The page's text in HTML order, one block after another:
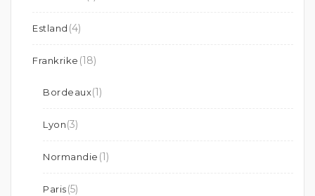
Estland (4)
Frankrike (18)
Bordeaux(1)
Lyon(3)
Normandie (1)
Paris(5)